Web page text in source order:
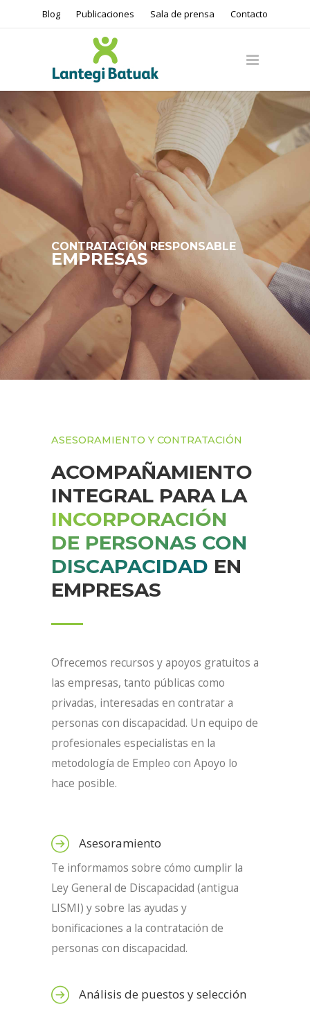
Blog Publicaciones Sala de prensa Contacto
CONTRATACIÓN RESPONSABLE
EMPRESAS
ASESORAMIENTO Y CONTRATACIÓN
ACOMPAÑAMIENTO
INTEGRAL PARA LA
INCORPORACIÓN
DE PERSONAS CON
DISCAPACIDAD EN
EMPRESAS
Ofrecemos recursos y apoyos gratuitos a
las empresas, tanto públicas como
privadas, interesadas en contratar a
personas con discapacidad. Un equipo de
profesionales especialistas en la
metodología de Empleo con Apoyo lo
hace posible.
Asesoramiento
Te informamos sobre cómo cumplir la
Ley General de Discapacidad (antigua
LISMI) y sobre las ayudas y
bonificaciones a la contratación de
personas con discapacidad.
Análisis de puestos y selección